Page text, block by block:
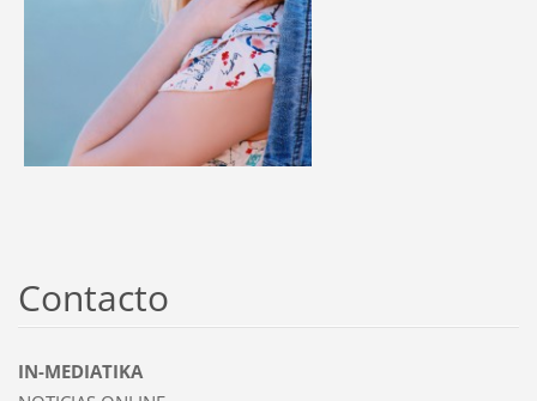
Contacto
IN-MEDIATIKA